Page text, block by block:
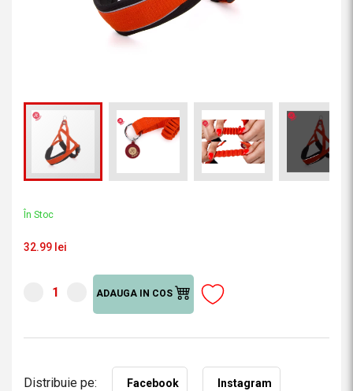
În Stoc
32.99 lei
ADAUGA IN COS
Distribuie pe: Facebook Instagram